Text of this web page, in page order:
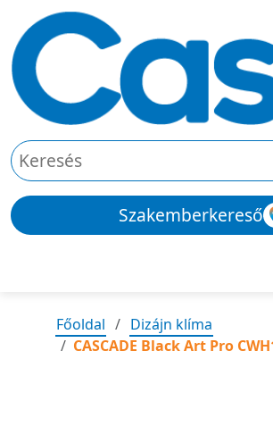
Szakemberkereső
Főoldal
Dizájn klíma
CASCADE Black Art Pro